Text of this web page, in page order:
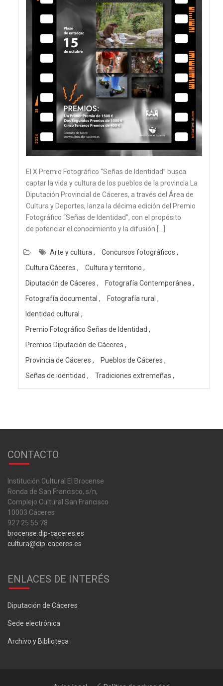
El X Premio Fotográfico “Señas de Identidad” busca
captar la vida y cultura de los pueblos de la provincia La
Diputación Provincial de Cáceres, a través del Área de
Cultura y Deportes, lanza la décima edición del Premio
Fotográfico “Señas de Identidad”, con el propósito
de potenciar el conocimiento y la difusión […]
Arte y cultura
Concursos fotográficos
Cultura Cáceres
Cultura y territorio
Diputación de Cáceres
Fotografía Contemporánea
Fotografía documental
Fotografía rural
Identidad cultural
Premio Fotográfico Señas de Identidad
Premios Diputación de Cáceres
Provincia de Cáceres
Pueblos de Cáceres
Señas de identidad
Tradiciones extremeñas
CONTACTO
Institución Cultural El Brocense
Ronda de San Francisco, s/n,
Complejo Cultural San Francisco
10003 Cáceres
927 25 55 78
brocense.dip-caceres.es
cultura@dip-caceres.es
ENLACES DE INTERÉS
Diputación de Cáceres
Sede electrónica
Archivo y Biblioteca